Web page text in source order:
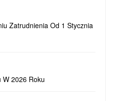
Zatrudnienia Od 1 Stycznia
W 2026 Roku